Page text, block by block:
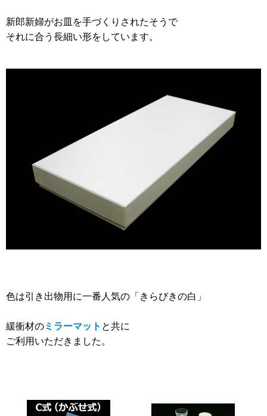
新郎新婦がお皿を手づくりされたそうで
それに合う長細い形をしています。
色は引き出物用に一番人気の「きらびきの白」
緩衝材のミラーマット と共に
ご利用いただきました。